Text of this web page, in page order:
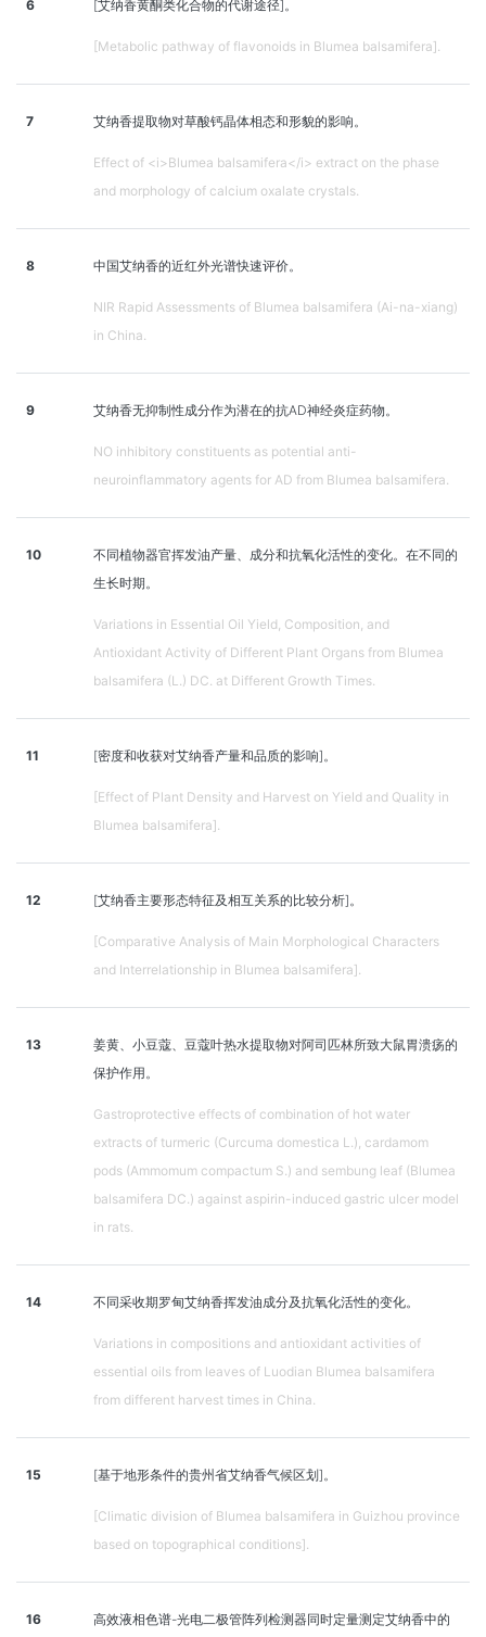
6 [艾纳香黄酮类化合物的代谢途径]。
[Metabolic pathway of flavonoids in Blumea balsamifera].
7 艾纳香提取物对草酸钙晶体相态和形貌的影响。
Effect of <i>Blumea balsamifera</i> extract on the phase
and morphology of calcium oxalate crystals.
8 中国艾纳香的近红外光谱快速评价。
NIR Rapid Assessments of Blumea balsamifera (Ai-na-xiang)
in China.
9 艾纳香无抑制性成分作为潜在的抗AD神经炎症药物。
NO inhibitory constituents as potential anti-
neuroinflammatory agents for AD from Blumea balsamifera.
10
不同植物器官挥发油产量、成分和抗氧化活性的变化。在不同的
生长时期。
Variations in Essential Oil Yield, Composition, and
Antioxidant Activity of Different Plant Organs from Blumea
balsamifera (L.) DC. at Different Growth Times.
11 [密度和收获对艾纳香产量和品质的影响]。
[Effect of Plant Density and Harvest on Yield and Quality in
Blumea balsamifera].
12 [艾纳香主要形态特征及相互关系的比较分析]。
[Comparative Analysis of Main Morphological Characters
and Interrelationship in Blumea balsamifera].
13
姜黄、小豆蔻、豆蔻叶热水提取物对阿司匹林所致大鼠胃溃疡的
保护作用。
Gastroprotective effects of combination of hot water
extracts of turmeric (Curcuma domestica L.), cardamom
pods (Ammomum compactum S.) and sembung leaf (Blumea
balsamifera DC.) against aspirin-induced gastric ulcer model
in rats.
14 不同采收期罗甸艾纳香挥发油成分及抗氧化活性的变化。
Variations in compositions and antioxidant activities of
essential oils from leaves of Luodian Blumea balsamifera
from different harvest times in China.
15 [基于地形条件的贵州省艾纳香气候区划]。
[Climatic division of Blumea balsamifera in Guizhou province
based on topographical conditions].
16
高效液相色谱-光电二极管阵列检测器同时定量测定艾纳香中的